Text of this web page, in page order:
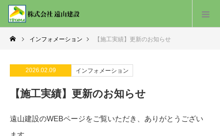
インフォメーション 【施工実績】更新のお知らせ
2026.02.09 インフォメーション
【施工実績】更新のお知らせ
遠山建設のWEBページをご覧いただき、ありがとうござい